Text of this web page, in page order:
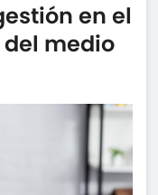
en el
medio